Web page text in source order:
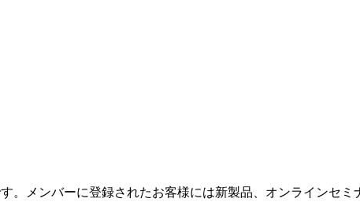
。メンバーに登録されたお客様には新製品、オンラインセミ